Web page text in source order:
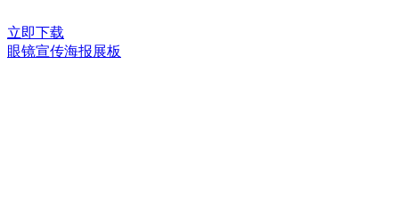
立即下载
眼镜宣传海报展板